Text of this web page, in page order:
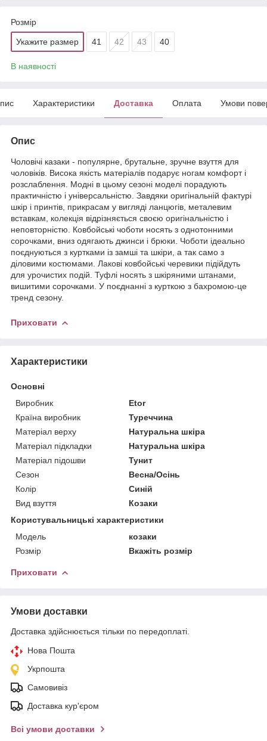
Розмір
Укажите размер 41 42 43 40
В наявності
Характеристики Доставка Оплата Умови
Опис
Чоловічі казаки - популярне, брутальне, зручне взуття для
чоловіків. Висока якість матеріалів подарує ногам комфорт і
розслаблення. Модні в цьому сезоні моделі порадують
практичністю і універсальністю. Завдяки оригінальній фактурі
шкір і принтів, прикрасам у вигляді ланцюгів, металевим
вставкам, колекція відрізняється своєю оригінальністю і
неповторністю. Ковбойські чоботи носять з однотонними
сорочками, вниз одягають джинси і брюки. Чоботи ідеально
поєднуються з куртками із замші та шкіри, а так само з
діловими костюмами. Лакові ковбойські черевики підійдуть
для урочистих подій. Туфлі носять з шкіряними штанами,
вишитими сорочками. У поєднанні з курткою з бахромою-це
тренд сезону.
Приховати
Характеристики
Основні
Виробник
Etor
Країна виробник
Туреччина
Матеріал верху
Натуральна шкіра
Матеріал підкладки
Натуральна шкіра
Матеріал підошви
Тунит
Сезон
Весна/Осінь
Колір
Синій
Вид взуття
Козаки
Користувальницькі характеристики
Мoдель
козаки
Розмір
Вкажіть розмір
Приховати
Умови доставки
Доставка здійснюється тільки по передоплаті.
Нова Пошта
Укрпошта
Самовивіз
Доставка кур'єром
Всі умови доставки